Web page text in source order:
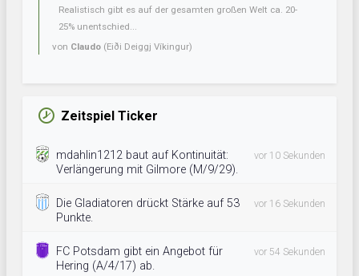
Realistisch gibt es auf der gesamten großen Welt ca. 20-
25% unentschied...
von Claudo (Eiði Deiggj Víkingur)
Zeitspiel Ticker
mdahlin1212 baut auf Kontinuität:
Verlängerung mit Gilmore (M/9/29).
vor 10 Sekunden
Die Gladiatoren drückt Stärke auf 53
Punkte.
vor 16 Sekunden
FC Potsdam gibt ein Angebot für
Hering (A/4/17) ab.
vor 54 Sekunden